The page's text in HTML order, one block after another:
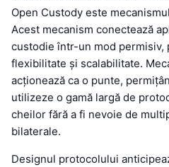
Open Custody este
Acest mecanism conectează
custodie într-un mod permisiv,
flexibilitate și scalabilitate.
acționează ca o punte,
utilizeze o gamă largă de
cheilor fără a fi nevoie de
bilaterale.
Designul protocolului